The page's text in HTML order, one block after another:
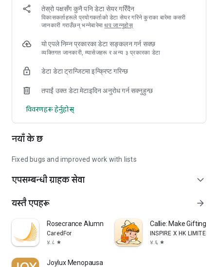
तेस्रो पक्षसँग कुनै पनि डेटा सेयर गरिँदैन
विकासकर्ताहरूले प्रयोगकर्ताको डेटा सेयर गरिने कुराका बारेमा कसरी
जानकारी गराउँछन् भन्नेबारेमाथप जान्नुहोस्
यो एपले निम्न प्रकारका डेटा सङ्कलन गर्न सक्छ
व्यक्तिगत जानकारी, म्यासेजहरू र अन्य ३ प्रकारका डेटा
डेटा डेटा ट्रान्जिटमा इन्क्रिप्ट गरिन्छ
तपाईं उक्त डेटा मेटाइदिन अनुरोध गर्न सक्नुहुन्छ
विवरणहरू हेर्नुहोस्
नयाँ के छ
Fixed bugs and improved work with lists
एपसम्बन्धी ग्राहक सेवा expand_more
यस्तै एपहरू arrow_forward
Rosecrance Alumni
CaredFor
४.८ star
Callie: Make Gifting
INSPIRE X HK LIMITED
४.६ star
Joylux Menopausal Health App